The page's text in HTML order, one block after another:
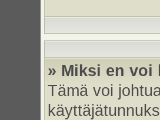
» Miksi en voi
Tämä voi